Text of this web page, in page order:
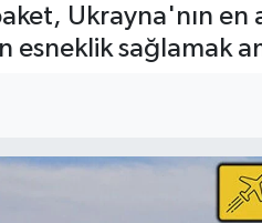
Ukrayna'nın en
sağlamak